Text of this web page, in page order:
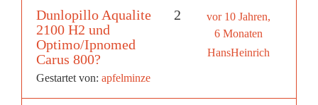
Dunlopillo Aqualite
2100 H2 und
Optimo/Ipnomed
Carus 800?
Gestartet von: apfelminze
2
vor 10 Jahren,
6 Monaten
HansHeinrich